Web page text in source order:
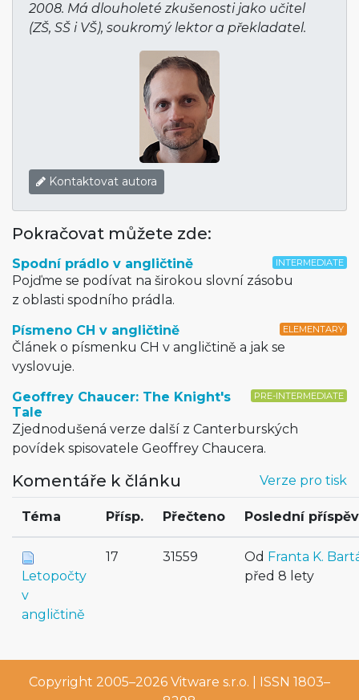
2008. Má dlouholeté zkušenosti jako učitel
(ZŠ, SŠ i VŠ), soukromý lektor a překladatel.
Kontaktovat autora
Pokračovat můžete zde:
INTERMEDIATE
Spodní prádlo v angličtině
Pojďme se podívat na širokou slovní zásobu
z oblasti spodního prádla.
ELEMENTARY
Písmeno CH v angličtině
Článek o písmenku CH v angličtině a jak se
vyslovuje.
PRE-INTERMEDIATE
Geoffrey Chaucer: The Knight's
Tale
Zjednodušená verze další z Canterburských
povídek spisovatele Geoffrey Chaucera.
Verze pro tisk
Komentáře k článku
Téma Přísp. Přečteno Poslední
Letopočty
v
angličtině
17 31559 Od Franta K.
před 8 lety
Copyright 2005–2026 Vitware s.r.o. | ISSN 1803–